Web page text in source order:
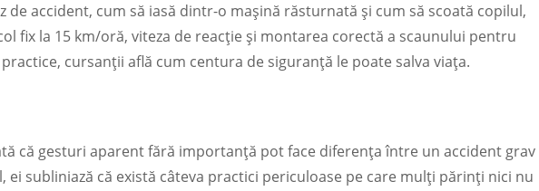
de accident, cum să iasă dintr-o mașină răsturnată și cum să scoată copilul,
fix la 15 km/oră, viteza de reacție și montarea corectă a scaunului pentru
cursanții află cum centura de siguranță le poate salva viața.
că gesturi aparent fără importanță pot face diferența între un accident grav
ei subliniază că există câteva practici periculoase pe care mulți părinți nici nu